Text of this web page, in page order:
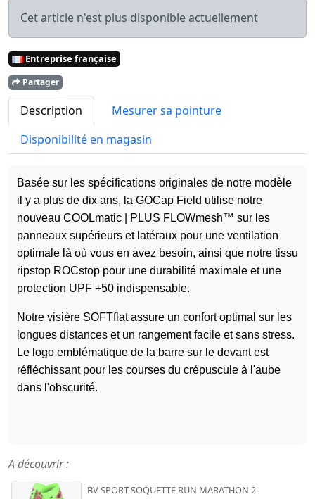
Cet article n'est plus disponible actuellement
Entreprise française
Partager
Description
Mesurer sa pointure
Disponibilité en magasin
Basée sur les spécifications originales de notre modèle
il y a plus de dix ans, la GOCap Field utilise notre
nouveau COOLmatic | PLUS FLOWmesh™ sur les
panneaux supérieurs et latéraux pour une ventilation
optimale là où vous en avez besoin, ainsi que notre tissu
ripstop ROCstop pour une durabilité maximale et une
protection UPF +50 indispensable.
Notre visière SOFTflat assure un confort optimal sur les
longues distances et un rangement facile et sans stress.
Le logo emblématique de la barre sur le devant est
réfléchissant pour les courses du crépuscule à l'aube
dans l'obscurité.
A découvrir :
BV SPORT SOQUETTE RUN MARATHON 2